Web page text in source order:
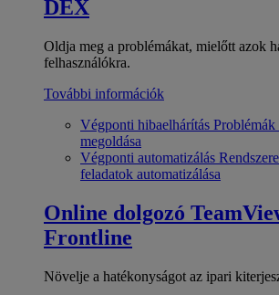
DEX
Oldja meg a problémákat, mielőtt azok
felhasználókra.
További információk
Végponti hibaelhárítás Problémák
megoldása
Végponti automatizálás
feladatok automatizálása
Online dolgozó
Frontline
Növelje a hatékonyságot az ipari